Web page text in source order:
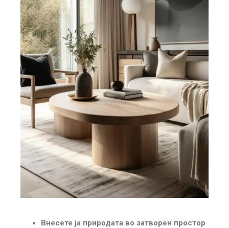
Внесете ја природата во затворен простор